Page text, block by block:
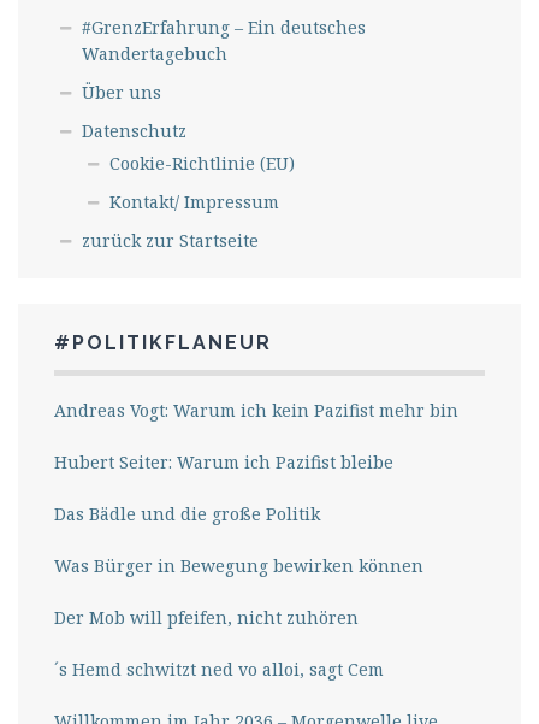
#GrenzErfahrung – Ein deutsches
Wandertagebuch
Über uns
Datenschutz
Cookie-Richtlinie (EU)
Kontakt/ Impressum
zurück zur Startseite
#POLITIKFLANEUR
Andreas Vogt: Warum ich kein Pazifist mehr bin
Hubert Seiter: Warum ich Pazifist bleibe
Das Bädle und die große Politik
Was Bürger in Bewegung bewirken können
Der Mob will pfeifen, nicht zuhören
´s Hemd schwitzt ned vo alloi, sagt Cem